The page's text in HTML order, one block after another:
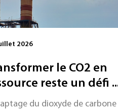
européenne à
2026
le CO2 en
reste un défi
du dioxyde de